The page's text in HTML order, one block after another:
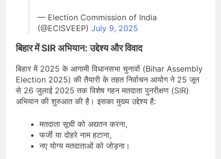
— Election Commission of India
(@ECISVEEP) July 9, 2025
बिहार में SIR अभियान: उद्देश्य और विवाद
बिहार में 2025 के आगामी विधानसभा चुनावों (Bihar Assembly
Election 2025) की तैयारी के तहत निर्वाचन आयोग ने 25 जून
से 26 जुलाई 2025 तक विशेष गहन मतदाता पुनरीक्षण (SIR)
अभियान की शुरुआत की है। इसका मुख्य उद्देश्य है:
मतदाता सूची को अद्यतन करना,
फर्जी या दोहरे नाम हटाना,
नए योग्य मतदाताओं को जोड़ना।